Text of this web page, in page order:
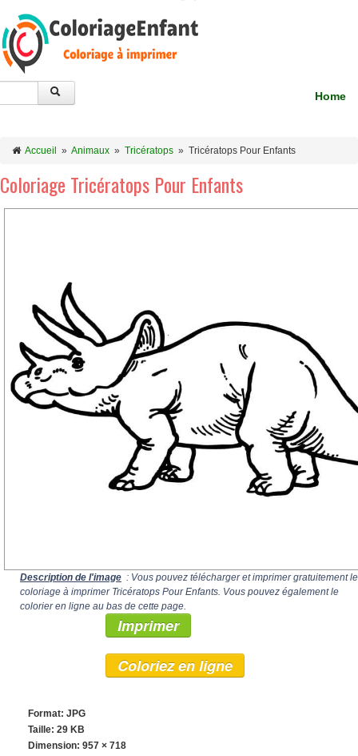
Home
Accueil » Animaux » Tricératops » Tricératops Pour Enfants
Coloriage Tricératops Pour Enfants
Description de l'image : Vous pouvez télécharger et imprimer gratuitement le
coloriage à imprimer Tricératops Pour Enfants. Vous pouvez également le
colorier en ligne au bas de cette page.
Imprimer
Coloriez en ligne
Format: JPG
Taille: 29 KB
Dimension: 957 × 718